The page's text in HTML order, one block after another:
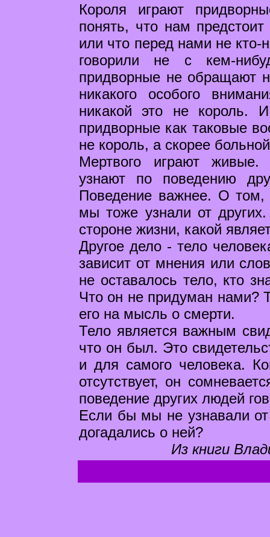
Короля играют
понять, что нам
или что перед нами не
говорили не с кем-
придворные не обращают
никакого особого
никакой это не король.
придворные как таковые
не король, а скорее
Мертвого играют
узнают по поведению
Поведение важнее. О том,
мы тоже узнали от
стороне жизни, какой
Другое дело - тело
зависит от мнения или
не оставалось тело, кто
Что он не придуман нами?
его на мысль о смерти.
Тело является важным
что он был. Это
и для самого человека.
отсутствует, он
поведение других людей
Если бы мы не узнавали
догадались о ней?
Из книги